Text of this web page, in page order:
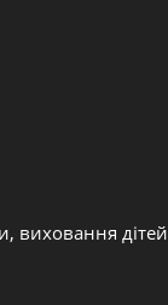
виховання дітей